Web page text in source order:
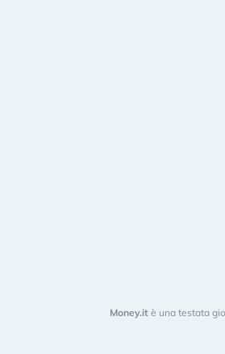
Money.it è una testata